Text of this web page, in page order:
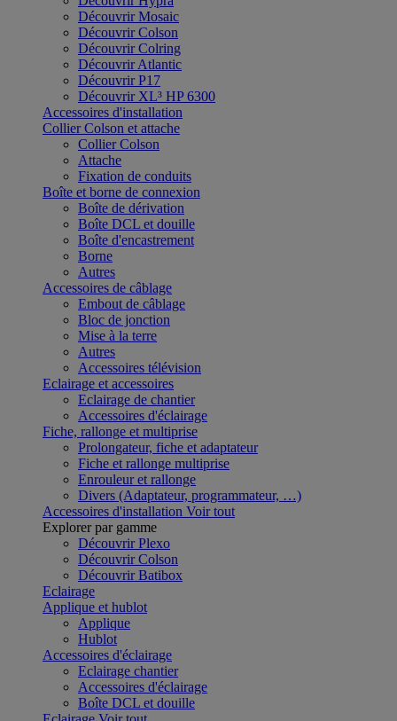
Découvrir Mosaic
Découvrir Colson
Découvrir Colring
Découvrir Atlantic
Découvrir P17
Découvrir XL³ HP 6300
Accessoires d'installation
Collier Colson et attache
Collier Colson
Attache
Fixation de conduits
Boîte et borne de connexion
Boîte de dérivation
Boîte DCL et douille
Boîte d'encastrement
Borne
Autres
Accessoires de câblage
Embout de câblage
Bloc de jonction
Mise à la terre
Autres
Accessoires télévision
Eclairage et accessoires
Eclairage de chantier
Accessoires d'éclairage
Fiche, rallonge et multiprise
Prolongateur, fiche et adaptateur
Fiche et rallonge multiprise
Enrouleur et rallonge
Divers (Adaptateur, programmateur, …)
Accessoires d'installation Voir tout
Explorer par gamme
Découvrir Plexo
Découvrir Colson
Découvrir Batibox
Eclairage
Applique et hublot
Applique
Hublot
Accessoires d'éclairage
Eclairage chantier
Accessoires d'éclairage
Boîte DCL et douille